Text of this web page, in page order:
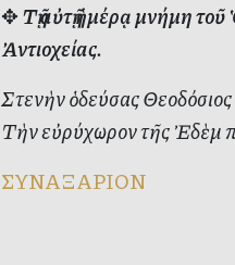
✥Τῇ αὐτῇ ἡμέρᾳ μνήμη
Ἀντιοχείας.
Στενὴν ὁδεύσας Θεοδόσιος
Τὴν εὐρύχωρον τῆς Ἐδὲμ
ΣΥΝΑΞΑΡΙΟΝ